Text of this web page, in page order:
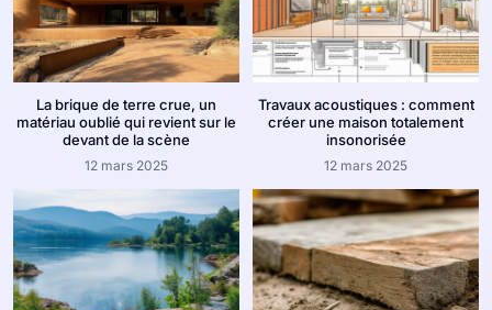
La brique de terre crue, un
matériau oublié qui revient sur le
devant de la scène
12 mars 2025
Travaux acoustiques : comment
créer une maison totalement
insonorisée
12 mars 2025